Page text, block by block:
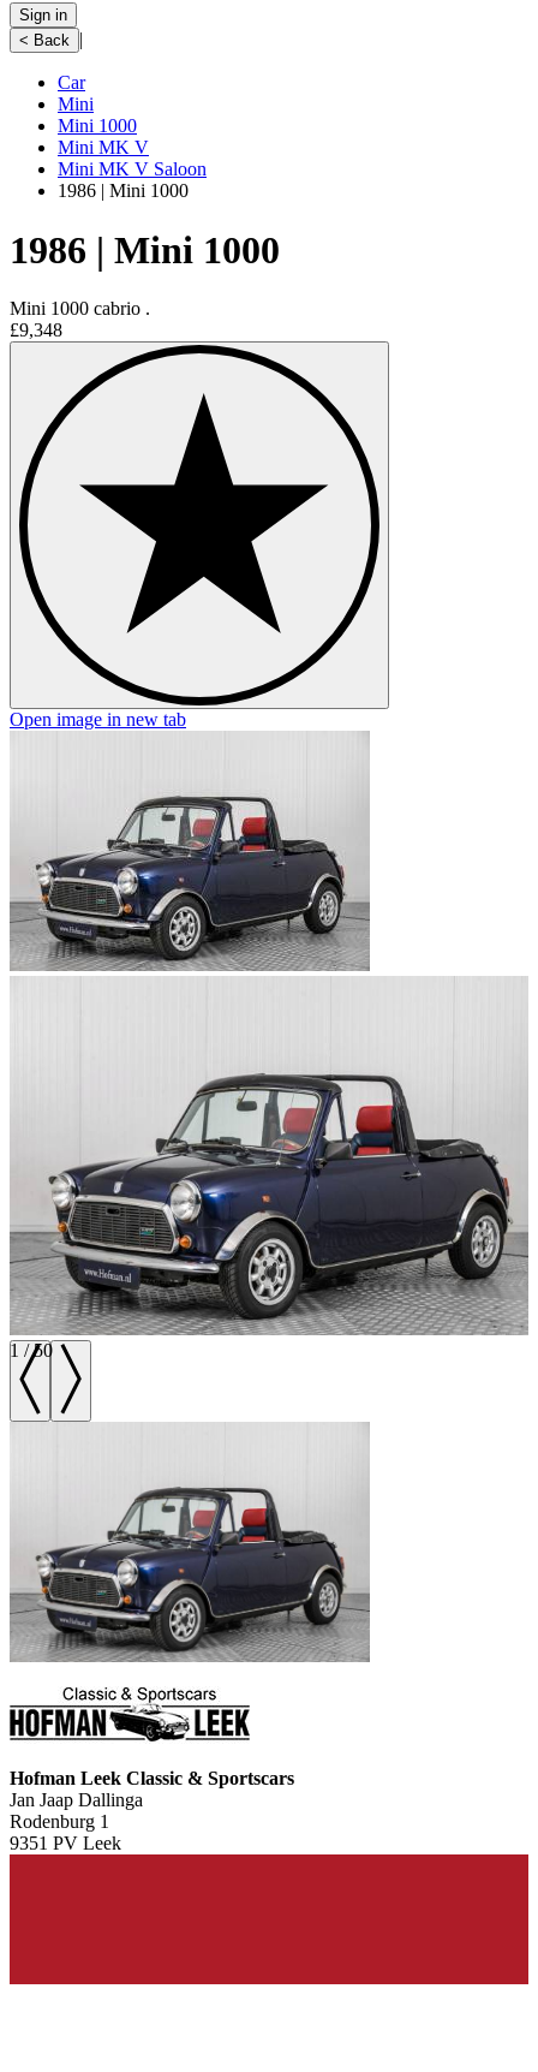
Sign in
< Back |
Car
Mini
Mini 1000
Mini MK V
Mini MK V Saloon
1986 | Mini 1000
1986 | Mini 1000
Mini 1000 cabrio .
£9,348
Open image in new tab
1 /50
Hofman Leek Classic & Sportscars
Jan Jaap Dallinga
Rodenburg 1
9351 PV Leek